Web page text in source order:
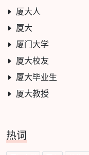
厦大人
厦大
厦门大学
厦大校友
厦大毕业生
厦大教授
热词